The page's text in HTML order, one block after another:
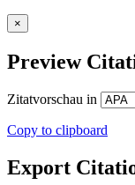
×
Preview
Zitatvorschau in
Copy to clipboard
Export